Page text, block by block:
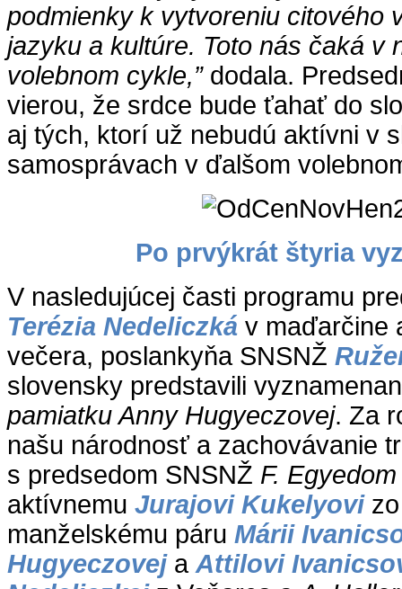
podmienky k vytvoreniu citového
jazyku a kultúre. Toto nás čaká v
volebnom cykle,”dodala.
vierou, že srdce bude ťahať do
aj tých, ktorí už nebudú aktívni v
samosprávach v ďalšom
Po prvýkrát štyria
V nasledujúcej časti programu
Terézia Nedeliczká v maďarčine
večera, poslankyňa SNSNŽ
slovensky predstavili
pamiatku Anny Hugyeczovej. Za
našu národnosť a zachovávanie
s predsedom SNSNŽ F.
aktívnemu Jurajovi Kukelyovizo
manželskému páru Márii
Hugyeczovej a Attilovi